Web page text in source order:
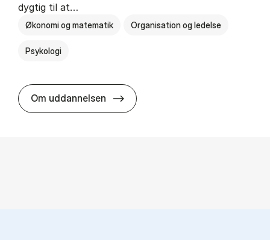
dygtig til at…
Økonomi og matematik Organisation og ledelse
Psykologi
Om uddannelsen HA(psyk.) - erhvervs­økonomi og